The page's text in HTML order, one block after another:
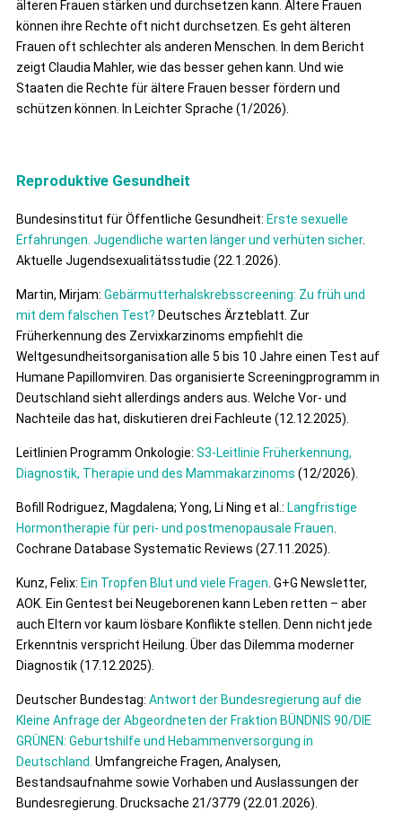
älteren Frauen stärken und durchsetzen kann. Ältere Frauen
können ihre Rechte oft nicht durchsetzen. Es geht älteren
Frauen oft schlechter als anderen Menschen. In dem Bericht
zeigt Claudia Mahler, wie das besser gehen kann. Und wie
Staaten die Rechte für ältere Frauen besser fördern und
schützen können. In Leichter Sprache (1/2026).
Reproduktive Gesundheit
Bundesinstitut für Öffentliche Gesundheit: Erste sexuelle
Erfahrungen. Jugendliche warten länger und verhüten sicher.
Aktuelle Jugendsexualitätsstudie (22.1.2026).
Martin, Mirjam: Gebärmutterhalskrebsscreening: Zu früh und
mit dem falschen Test? Deutsches Ärzteblatt. Zur
Früherkennung des Zervixkarzinoms empfiehlt die
Weltgesundheitsorganisation alle 5 bis 10 Jahre einen Test auf
Humane Papillomviren. Das organisierte Screeningprogramm in
Deutschland sieht allerdings anders aus. Welche Vor- und
Nachteile das hat, diskutieren drei Fachleute (12.12.2025).
Leitlinien Programm Onkologie: S3-Leitlinie Früherkennung,
Diagnostik, Therapie und des Mammakarzinoms (12/2026).
Bofill Rodriguez, Magdalena; Yong, Li Ning et al.: Langfristige
Hormontherapie für peri‐ und postmenopausale Frauen
Cochrane Database Systematic Reviews (27.11.2025).
Kunz, Felix: Ein Tropfen Blut und viele Fragen . G+G Newsletter,
AOK. Ein Gentest bei Neugeborenen kann Leben retten – aber
auch Eltern vor kaum lösbare Konflikte stellen. Denn nicht jede
Erkenntnis verspricht Heilung. Über das Dilemma moderner
Diagnostik (17.12.2025).
Deutscher Bundestag: Antwort der Bundesregierung auf die
Kleine Anfrage der Abgeordneten der Fraktion BÜNDNIS 90/DIE
GRÜNEN: Geburtshilfe und Hebammenversorgung in
Deutschland. Umfangreiche Fragen, Analysen,
Bestandsaufnahme sowie Vorhaben und Auslassungen der
Bundesregierung. Drucksache 21/3779 (22.01.2026).